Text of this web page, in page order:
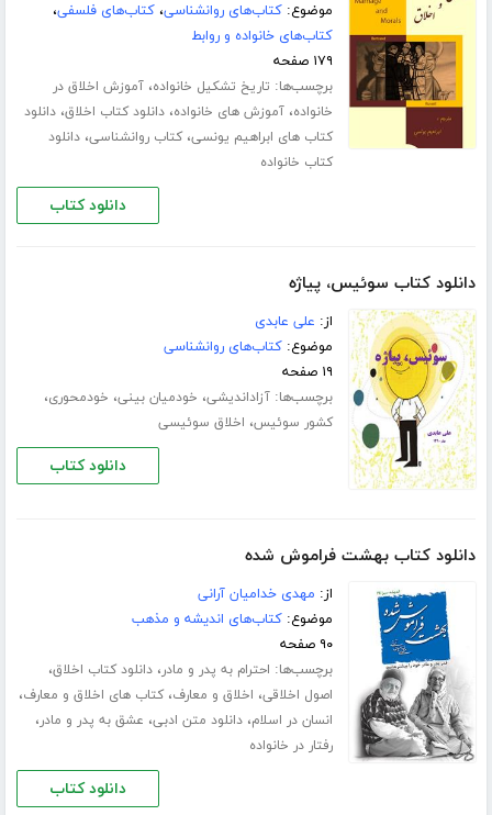
موضوع:کتاب‌های روانشناسی،کتاب‌های فلسفی،
کتاب‌های خانواده و روابط
۱۷۹ صفحه
برچسب‌ها: تاریخ تشکیل خانواده،آموزش اخلاق در
خانواده،آموزش های خانواده،دانلود کتاب اخلاق،دانلود
کتاب های ابراهیم یونسی،کتاب روانشناسی،دانلود
کتاب خانواده
دانلود کتاب
دانلود کتاب سوئیس، پیاژه
از: علی عابدی
موضوع:کتاب‌های روانشناسی
۱۹ صفحه
برچسب‌ها:آزاداندیشی، خودمیان بینی، خودمحوری،
کشور سوئیس، اخلاق سوئیسی
دانلود کتاب
دانلود کتاب بهشت فراموش شده
از: مهدی خدامیان آرانی
موضوع:کتاب‌های اندیشه و مذهب
۹۰ صفحه
برچسب‌ها: احترام به پدر و مادر،دانلود کتاب اخلاق،
اصول اخلاقی، اخلاق و معارف،کتاب های اخلاق و معارف،
انسان در اسلام،دانلود متن ادبی، عشق به پدر و مادر،
رفتار در خانواده
دانلود کتاب